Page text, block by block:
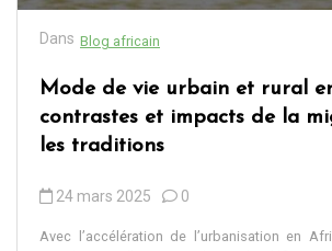
Dans Blog africain
Mode de vie urbain et rural
contrastes et impacts de la
les traditions
24 mars 2025 0
Avec l’accélération de l’urbanisation en